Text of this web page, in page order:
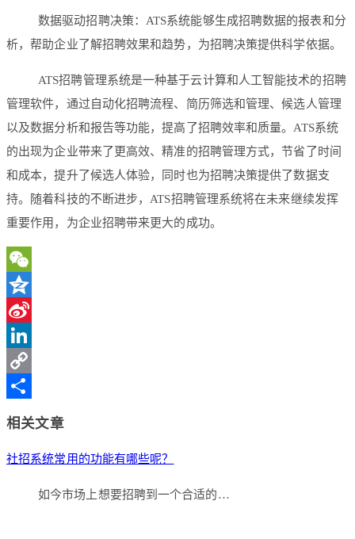
数据驱动招聘决策：ATS系统能够生成招聘数据的报表和分
析，帮助企业了解招聘效果和趋势，为招聘决策提供科学依据。
ATS招聘管理系统是一种基于云计算和人工智能技术的招聘
管理软件，通过自动化招聘流程、简历筛选和管理、候选人管理
以及数据分析和报告等功能，提高了招聘效率和质量。ATS系统
的出现为企业带来了更高效、精准的招聘管理方式，节省了时间
和成本，提升了候选人体验，同时也为招聘决策提供了数据支
持。随着科技的不断进步，ATS招聘管理系统将在未来继续发挥
重要作用，为企业招聘带来更大的成功。
WeChat
Qzone
Sina
Weibo
LinkedIn
Copy
相关文章
社招系统常用的功能有哪些呢？
如今市场上想要招聘到一个合适的…